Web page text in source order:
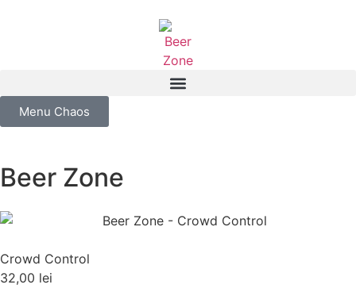
Menu Chaos
Beer Zone
Crowd Control
32,00 lei